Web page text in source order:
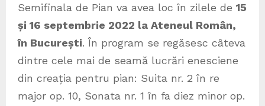
Semifinala de Pian va avea loc în zilele de 15
și 16 septembrie 2022 la Ateneul Român,
în București. În program se regăsesc câteva
dintre cele mai de seamă lucrări enesciene
din creația pentru pian: Suita nr. 2 în re
major op. 10, Sonata nr. 1 în fa diez minor op.